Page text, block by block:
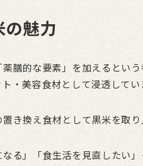
魅力
膳的な要素」を加えるとい
・美容食材として浸透してい
き換え食材として黒米を取り
る」「食生活を見直したい